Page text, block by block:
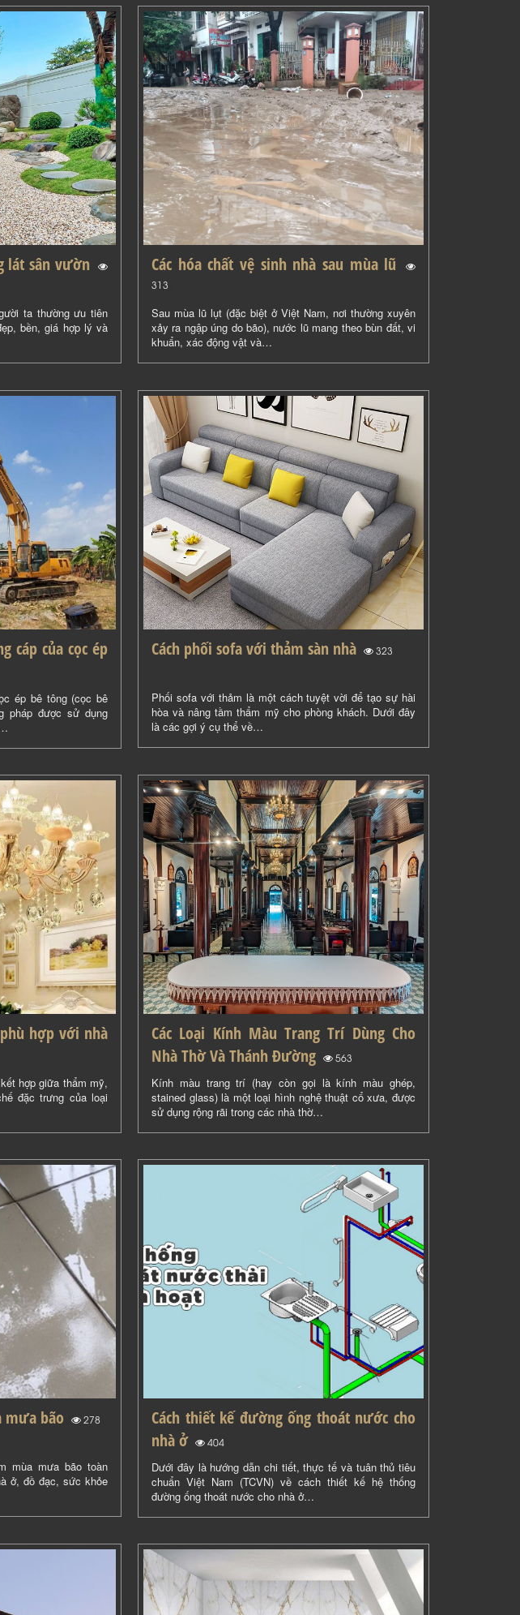
lát sân vườn
ta thường ưu tiên
bền, giá hợp lý và
Các hóa chất vệ sinh nhà sau mùa lũ (
313
Sau mùa lũ lụt (đặc biệt ở Việt Nam, nơi thường xuyên
xảy ra ngập úng do bão), nước lũ mang theo bùn đất, vi
khuẩn, xác động vật và…
cáp của cọc ép
ép bê tông (cọc bê
pháp được sử dụng
Cách phối sofa với thảm sàn nhà 323
Phối sofa với thảm là một cách tuyệt vời để tạo sự hài
hòa và nâng tầm thẩm mỹ cho phòng khách. Dưới đây
là các gợi ý cụ thể về…
hợp với nhà
hợp giữa thẩm mỹ,
đặc trưng của loại
Các Loại Kính Màu Trang Trí Dùng Cho
Nhà Thờ Và Thánh Đường
563
Kính màu trang trí (hay còn gọi là kính màu ghép,
stained glass) là một loại hình nghệ thuật cổ xưa, được
sử dụng rộng rãi trong các nhà thờ…
mưa bão 278
mùa mưa bão toàn
ở, đồ đạc, sức khỏe
Cách thiết kế đường ống thoát nước cho
nhà ở( 404
Dưới đây là hướng dẫn chi tiết, thực tế và tuân thủ tiêu
chuẩn Việt Nam (TCVN) về cách thiết kế hệ thống
đường ống thoát nước cho nhà ở…